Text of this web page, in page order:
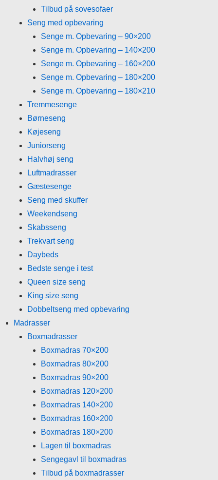
Tilbud på sovesofaer
Seng med opbevaring
Senge m. Opbevaring – 90×200
Senge m. Opbevaring – 140×200
Senge m. Opbevaring – 160×200
Senge m. Opbevaring – 180×200
Senge m. Opbevaring – 180×210
Tremmesenge
Børneseng
Køjeseng
Juniorseng
Halvhøj seng
Luftmadrasser
Gæstesenge
Seng med skuffer
Weekendseng
Skabsseng
Trekvart seng
Daybeds
Bedste senge i test
Queen size seng
King size seng
Dobbeltseng med opbevaring
Madrasser
Boxmadrasser
Boxmadras 70×200
Boxmadras 80×200
Boxmadras 90×200
Boxmadras 120×200
Boxmadras 140×200
Boxmadras 160×200
Boxmadras 180×200
Lagen til boxmadras
Sengegavl til boxmadras
Tilbud på boxmadrasser